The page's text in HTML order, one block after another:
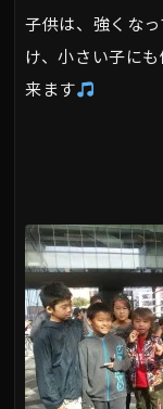
子供は、強くな
け、小さい子に
来ます